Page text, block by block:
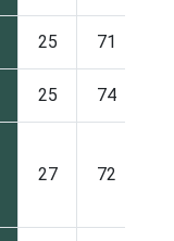
25 71
25 74
27 72